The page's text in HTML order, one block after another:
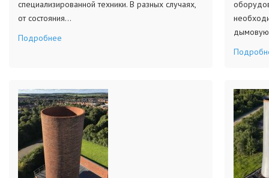
специализированной техники. В разных случаях,
от состояния…
Подробнее
дымовую